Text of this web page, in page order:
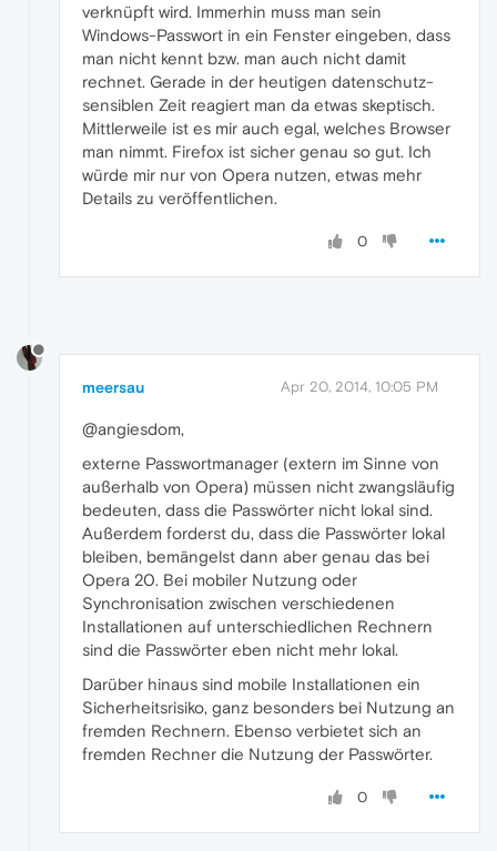
verknüpft wird. Immerhin muss man sein
Windows-Passwort in ein Fenster eingeben, dass
man nicht kennt bzw. man auch nicht damit
rechnet. Gerade in der heutigen datenschutz-
sensiblen Zeit reagiert man da etwas skeptisch.
Mittlerweile ist es mir auch egal, welches Browser
man nimmt. Firefox ist sicher genau so gut. Ich
würde mir nur von Opera nutzen, etwas mehr
Details zu veröffentlichen.
0
meersau Apr 20, 2014, 10:05 PM
@angiesdom,
externe Passwortmanager (extern im Sinne von
außerhalb von Opera) müssen nicht zwangsläufig
bedeuten, dass die Passwörter nicht lokal sind.
Außerdem forderst du, dass die Passwörter lokal
bleiben, bemängelst dann aber genau das bei
Opera 20. Bei mobiler Nutzung oder
Synchronisation zwischen verschiedenen
Installationen auf unterschiedlichen Rechnern
sind die Passwörter eben nicht mehr lokal.
Darüber hinaus sind mobile Installationen ein
Sicherheitsrisiko, ganz besonders bei Nutzung an
fremden Rechnern. Ebenso verbietet sich an
fremden Rechner die Nutzung der Passwörter.
0